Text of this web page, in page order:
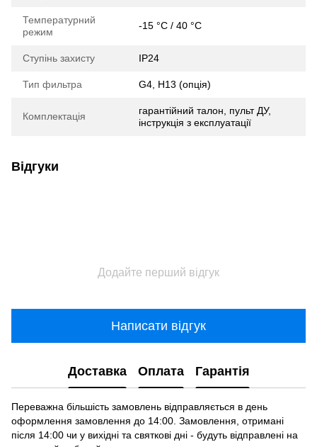
Температурний
режим
-15 °C / 40 °C
Ступінь захисту IP24
Тип фильтра G4, H13 (опція)
Комплектація
гарантійний талон, пульт ДУ,
інструкція з експлуатації
Відгуки
Додайте перший відгук
Написати відгук
Доставка Оплата Гарантія
Переважна більшість замовлень відправляється в день
оформлення замовлення до 14:00. Замовлення, отримані
після 14:00 чи у вихідні та святкові дні - будуть відправлені на